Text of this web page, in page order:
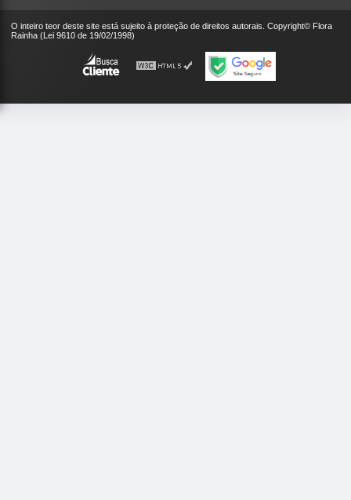
O inteiro teor deste site está sujeito à proteção de direitos autorais. Copyright© Flora
Rainha (Lei 9610 de 19/02/1998)